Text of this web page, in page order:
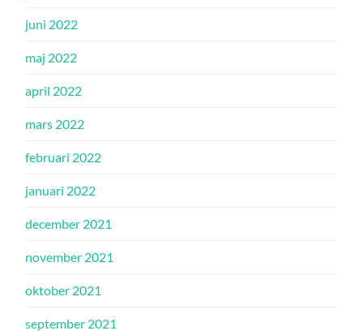
juni 2022
maj 2022
april 2022
mars 2022
februari 2022
januari 2022
december 2021
november 2021
oktober 2021
september 2021